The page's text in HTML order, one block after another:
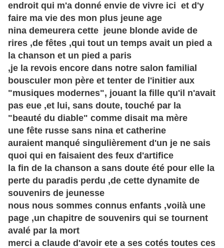
endroit qui m'a donné envie de vivre ici et d'y
faire ma vie des mon plus jeune age
nina demeurera cette jeune blonde avide de
rires ,de fêtes ,qui tout un temps avait un pied a
la chanson et un pied a paris
,je la revois encore dans notre salon familial
bousculer mon père et tenter de l'initier aux
"musiques modernes", jouant la fille qu'il n'avait
pas eue ,et lui, sans doute, touché par la
"beauté du diable" comme disait ma mère
une fête russe sans nina et catherine
auraient manqué singulièrement d'un je ne sais
quoi qui en faisaient des feux d'artifice
la fin de la chanson a sans doute été pour elle la
perte du paradis perdu ,de cette dynamite de
souvenirs de jeunesse
nous nous sommes connus enfants ,voilà une
page ,un chapitre de souvenirs qui se tournent
avalé par la mort
merci a claude d'avoir ete a ses cotés toutes ces